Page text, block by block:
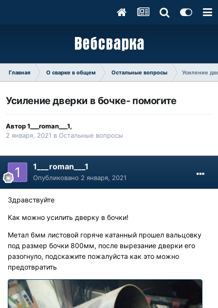
Главная О сварке в общем Остальные вопросы Усиление
Усиление дверки в бочке- помогите
Автор1___roman___1,
2 января, 2021 в Остальные вопросы
1___roman___1
Опубликовано 2 января, 2021
Здравствуйте
Как можно усилить дверку в бочки!
Метал 6мм листовой горяче катанный прошел вальцовку
под размер бочки 800мм, после вырезание дверки его
разогнуло, подскажите пожалуйста как это можно
предотвратить